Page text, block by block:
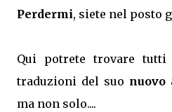
Perdermi, siete nel posto
Qui potrete trovare
traduzioni del suo nuovo
ma non solo....